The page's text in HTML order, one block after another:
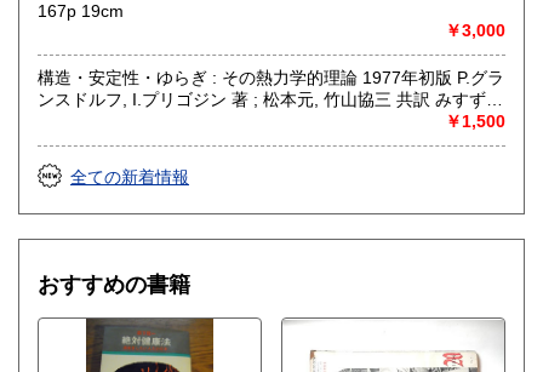
167p 19cm
￥3,000
構造・安定性・ゆらぎ : その熱力学的理論 1977年初版 P.グラ
ンスドルフ, I.プリゴジン 著 ; 松本元, 竹山協三 共訳 みすず書
房〈熱力学の方法を、平衡はもとより非線形性や不安定性を
も含むあらゆる現象へ拡張できないであろうか？ ……新し
い「構造」は常に不安定性の結果として出現する。すなわち
それはゆらぎから生じるものである。ふつうはゆらぎが生じ
びつけ、ゆらぎの巨視的理論を包含する一般化された熱力学
を作り上げなくてはならない。〉散逸構造の理論で、1977
年、ノーベル化学賞を受賞したプリゴジンの、グランスドル
フとの共著による初期の著作。開放系に現れる構造の問題
を、非平衡熱力学の立場から、物理学、化学、生物学につい
￥1,500
全ての新着情報
おすすめの書籍